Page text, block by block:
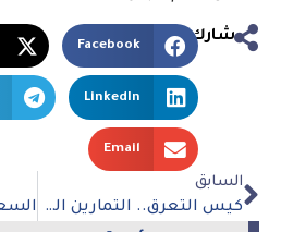
شارك
Facebook
LinkedIn
Email
السابق
كيس التعرق.. التمارين القاسية.. التجويع.. ما هي الطريقة المثلى لفقدان الوزن؟